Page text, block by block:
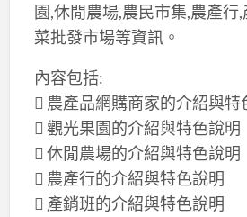
園,休閒農場,農民市集,農產行
菜批發市場等資訊。
內容包括:
 農產品網購商家的介紹與特
 觀光果園的介紹與特色說明
 休閒農場的介紹與特色說明
 農產行的介紹與特色說明
 產銷班的介紹與特色說明